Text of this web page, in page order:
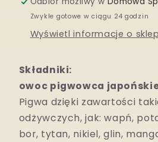
Zwykle gotowe w ciągu 24 godzin
Wyświetl informacje o
Składniki:
owoc pigwowca
Pigwa dzięki zawartości
odżywczych, jak: wapń,
bor, tytan, nikiel, glin,